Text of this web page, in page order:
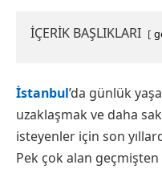
İÇERİK BAŞLIKLARI
İstanbul’da günlük
uzaklaşmak ve daha
isteyenler için son
Pek çok alan